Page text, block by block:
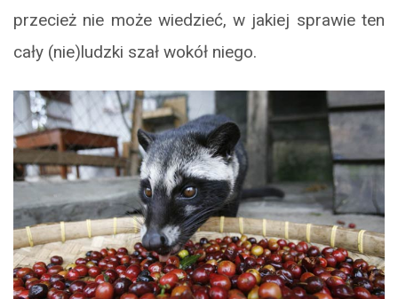
przecież nie może wiedzieć, w jakiej sprawie ten
cały (nie)ludzki szał wokół niego.